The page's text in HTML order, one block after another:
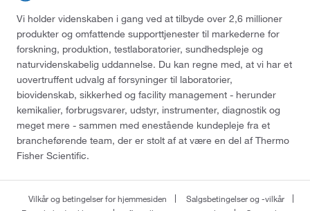
Vi holder videnskaben i gang ved at tilbyde over 2,6 millioner
produkter og omfattende supporttjenester til markederne for
forskning, produktion, testlaboratorier, sundhedspleje og
naturvidenskabelig uddannelse. Du kan regne med, at vi har et
uovertruffent udvalg af forsyninger til laboratorier,
biovidenskab, sikkerhed og facility management - herunder
kemikalier, forbrugsvarer, udstyr, instrumenter, diagnostik og
meget mere - sammen med enestående kundepleje fra et
brancheførende team, der er stolt af at være en del af Thermo
Fisher Scientific.
Vilkår og betingelser for hjemmesiden
Salgsbetingelser og -vilkår